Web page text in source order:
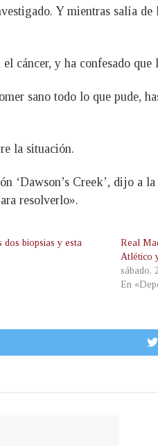
Y mientras salía
cáncer, y ha confesado
sano todo lo que pude,
la situación.
‘Dawson’s Creek’, dijo a
resolverlo».
dos biopsias y esta
Real
Atlético
sábado,
En